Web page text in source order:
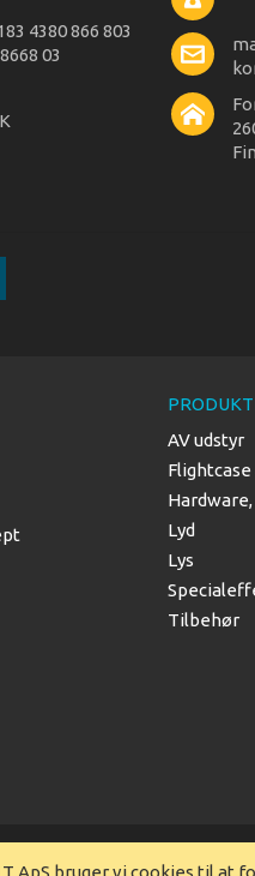
4380 866 803
03
AV udstyr
Hardware,
Lyd
Lys
Tilbehør
ApS bruger vi cookies til at